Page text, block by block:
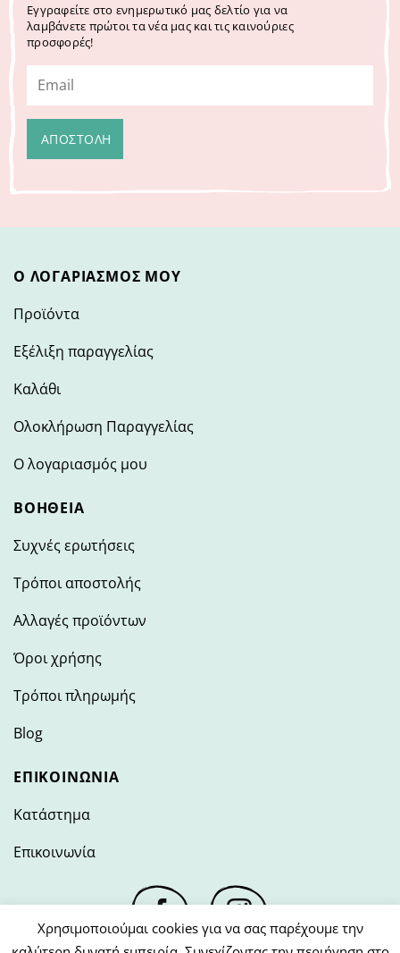
Εγγραφείτε στο ενημερωτικό μας δελτίο για να
λαμβάνετε πρώτοι τα νέα μας και τις καινούριες
προσφορές!
Ο ΛΟΓΑΡΙΑΣΜΌΣ ΜΟΥ
Προϊόντα
Εξέλιξη παραγγελίας
Καλάθι
Ολοκλήρωση Παραγγελίας
Ο λογαριασμός μου
ΒΟΉΘΕΙΑ
Συχνές ερωτήσεις
Τρόποι αποστολής
Αλλαγές προϊόντων
Όροι χρήσης
Τρόποι πληρωμής
Blog
ΕΠΙΚΟΙΝΩΝΊΑ
Κατάστημα
Επικοινωνία
Χρησιμοποιούμαι cookies για να σας παρέχουμε την